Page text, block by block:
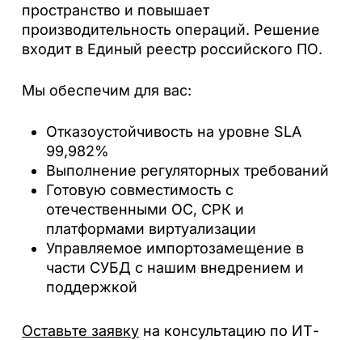
пространство и повышает
производительность операций. Решение
входит в Единый реестр российского ПО.
Мы обеспечим для вас:
Отказоустойчивость на уровне SLA
99,982%
Выполнение регуляторных требований
Готовую совместимость с
отечественными ОС, СРК и
платформами виртуализации
Управляемое импортозамещение в
части СУБД с нашим внедрением и
поддержкой
Оставьте заявкуна консультацию по ИТ-